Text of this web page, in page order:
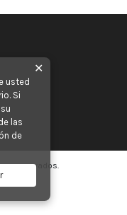
reservados.
✕
usted
Si
las
de